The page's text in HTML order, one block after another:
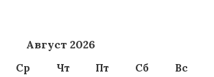
Август 2026
Ср Чт Пт Сб
Вс